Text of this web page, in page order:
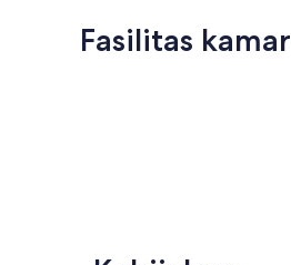
Fasilitas kamar